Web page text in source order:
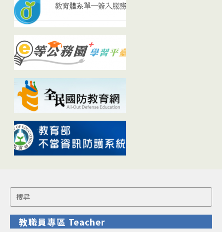
Search
for:
教職員專區 Teacher